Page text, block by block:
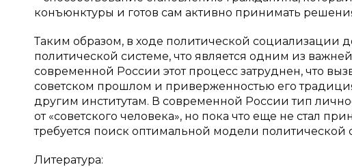
конъюнктуры и готов сам активно принимать
Таким образом, в ходе политической социализации
политической системе, что является одним из
современной России этот процесс затруднен, что
советском прошлом и приверженностью его
другим институтам. В современной России тип
от «советского человека», но пока что еще не стал
требуется поиск оптимальной модели политической
Литература: